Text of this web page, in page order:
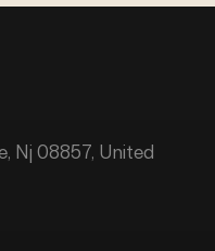
Nj 08857, United